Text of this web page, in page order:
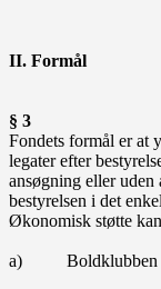
II. Formål
§ 3
Fondets formål er at
legater efter
ansøgning eller uden
bestyrelsen i det
Økonomisk støtte
a) Boldklubben